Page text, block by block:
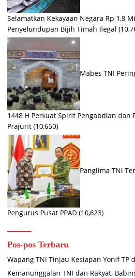
Selamatkan Kekayaan Negara Rp 1,8
Penyelundupan Bijih Timah Ilegal
Mabes TNI
1448 H Perkuat Spirit Pengabdian dan
Prajurit (10,650)
Panglima TNI
Pengurus Pusat PPAD (10,623)
Pos-pos Terbaru
Wapang TNI Tinjau Kesiapan Yonif TP
Kemanunggalan TNI dan Rakyat,